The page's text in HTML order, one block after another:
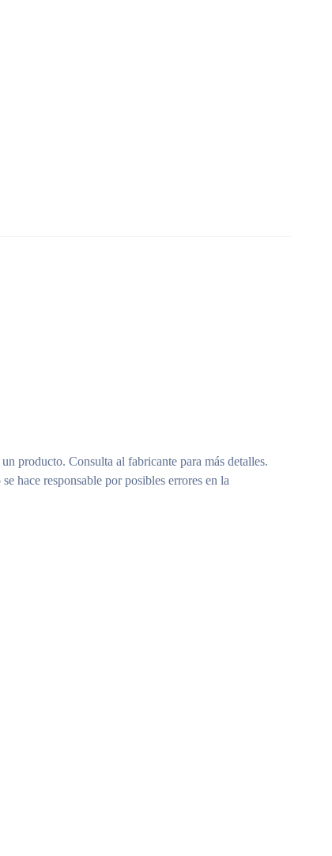
producto. Consulta al fabricante para más detalles.
hace responsable por posibles errores en la